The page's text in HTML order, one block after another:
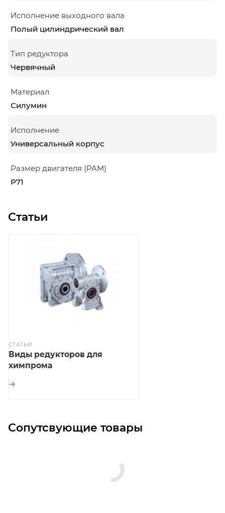
Исполнение выходного вала
Полый цилиндрический вал
Тип редуктора
Червячный
Материал
Силумин
Исполнение
Универсальный корпус
Размер двигателя (PAM)
P71
Статьи
СТАТЬИ
Виды редукторов для
химпрома
Сопутсвующие товары